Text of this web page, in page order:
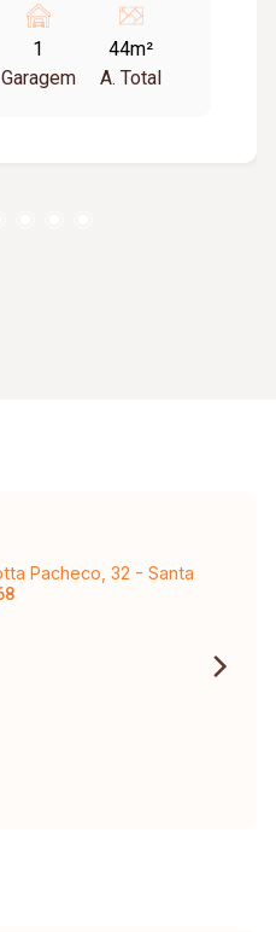
lado do Hipermercado
do supermercado Pão
Sal da Terra, 2km da
Minimercado 24 h.
1
Garagem
44m²
A. Total
Pacheco, 32 - Santa